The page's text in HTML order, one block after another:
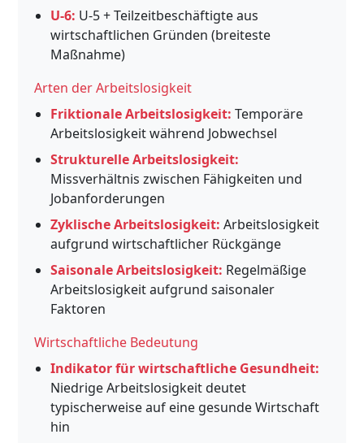
U-6: U-5 + Teilzeitbeschäftigte aus
wirtschaftlichen Gründen (breiteste
Maßnahme)
Arten der Arbeitslosigkeit
Friktionale Arbeitslosigkeit: Temporäre
Arbeitslosigkeit während Jobwechsel
Strukturelle Arbeitslosigkeit:
Missverhältnis zwischen Fähigkeiten und
Jobanforderungen
Zyklische Arbeitslosigkeit: Arbeitslosigkeit
aufgrund wirtschaftlicher Rückgänge
Saisonale Arbeitslosigkeit: Regelmäßige
Arbeitslosigkeit aufgrund saisonaler
Faktoren
Wirtschaftliche Bedeutung
Indikator für wirtschaftliche Gesundheit:
Niedrige Arbeitslosigkeit deutet
typischerweise auf eine gesunde Wirtschaft
hin